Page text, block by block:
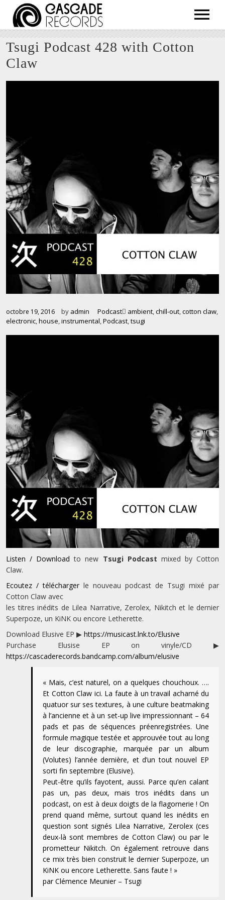
ARTISTS
RELEASES
Tsugi Podcast 428 with Cotton
Claw
octobre 19, 2016 by admin Podcast ambient chill-out cotton claw
electronic house instrumental Podcast tsugi
Listen / Download to new Tsugi Podcast mixed by Cotton
Claw.
Ecoutez / télécharger le nouveau podcast de Tsugi mixé par
Cotton Claw avec
les titres inédits de Lilea Narrative, Zerolex, Nikitch et le dernier
Superpoze, un KiNK ou encore Letherette.
Download Elusive EP ▶ https://musicast.lnk.to/Elusive
Purchase Elusise EP on vinyle/CD ▶
https://cascaderecords.bandcamp.com/album/elusive
« Mais, c’est naturel, on a quelques chouchoux. ….
Et Cotton Claw ici. La faute à un travail acharné du
quatuor sur ses textures, à une culture beatmaking
à l’ancienne et à un set-up live impressionnant – 64
pads et pas de séquences préenregistrées. Une
formule magique testée et approuvée tout au long
de leur discographie, marquée par un album
(Volutes) l’année dernière, et d’un tout nouvel EP
sorti fin septembre (Elusive).
Peut-être qu’ils fayotent, aussi. Parce qu’en calant
pas un, pas deux, mais tros inédits dans un
podcast, on est à deux doigts de la flagornerie ! On
prend quand même, surtout quand les inédits en
question sont signés Lilea Narrative, Zerolex (ces
deux-là sont membres de Cotton Claw) ou par le
prometteur Nikitch. On également retrouve dans
ce mix très bien construit le dernier Superpoze, un
KiNK ou encore Letherette. Sans faute ! »
par Clémence Meunier – Tsugi